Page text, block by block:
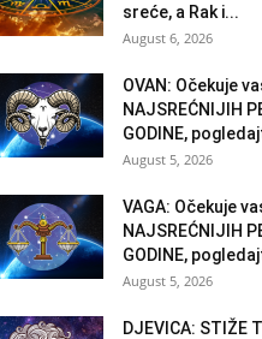
sreće, a Rak i...
August 6, 2026
OVAN: Očekuje
NAJSREĆNIJIH
GODINE,
August 5, 2026
VAGA: Očekuje
NAJSREĆNIJIH
GODINE,
August 5, 2026
DJEVICA: STIŽE TI